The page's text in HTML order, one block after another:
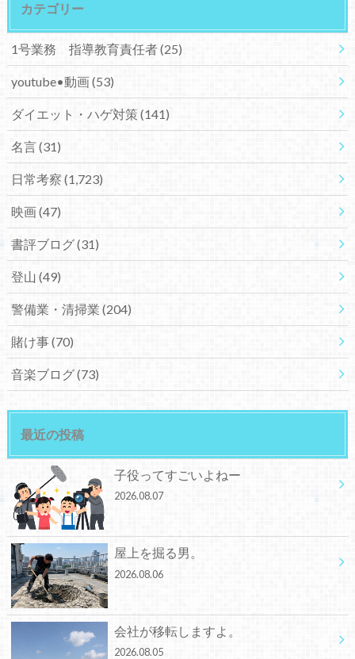
カテゴリー
1号業務 指導教育責任者(25)
youtube•動画(53)
ダイエット・ハゲ対策(141)
名言(31)
日常考察 (1,723)
映画(47)
書評ブログ(31)
登山 (49)
警備業・清掃業 (204)
賭け事(70)
音楽ブログ(73)
最近の投稿
子役ってすごいよねー
2026.08.07
屋上を掘る男。
2026.08.06
会社が移転しますよ。
2026.08.05